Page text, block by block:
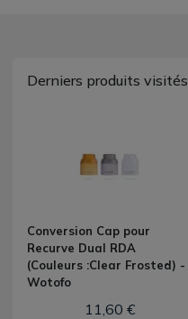
Derniers produits visités
Conversion Cap pour
Recurve Dual RDA
(Couleurs :Clear Frosted) -
Wotofo
11,60 €